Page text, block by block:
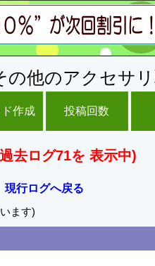
他のアクセサ
作成 投稿回数
去ログ71を 表示中)
現行ログへ戻る
ます)